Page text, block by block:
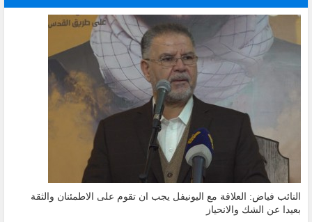
النائب فياض: العلاقة مع اليونيفل يجب ان تقوم على الاطمئنان والثقة
بعيدا عن الشك والانحياز